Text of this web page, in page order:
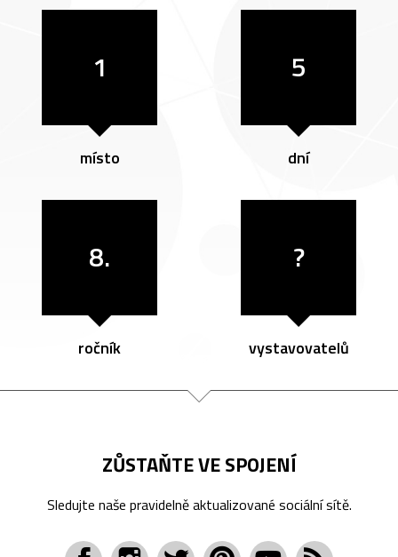
1
místo
5
dní
8.
ročník
?
vystavovatelů
ZŮSTAŇTE VE SPOJENÍ
Sledujte naše pravidelně aktualizované sociální sítě.